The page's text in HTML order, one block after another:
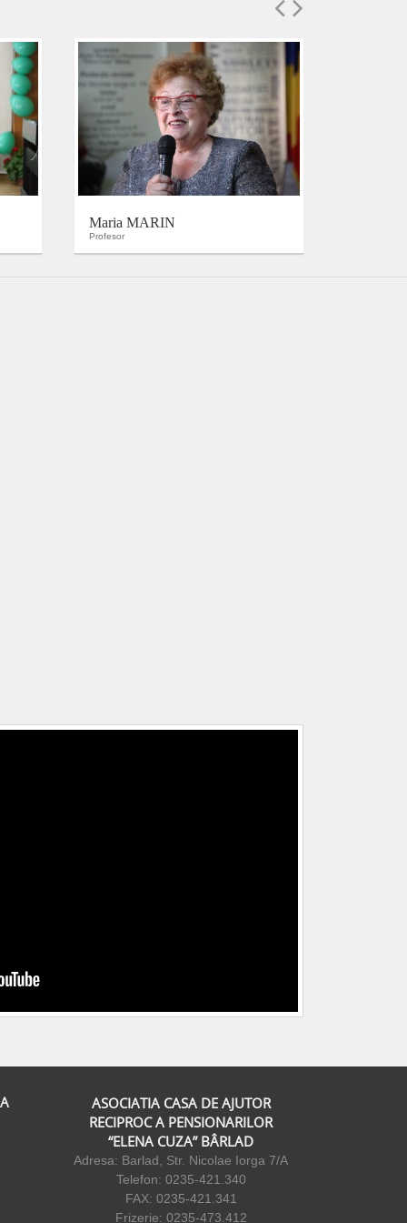
Maria MARIN
Profesor
ASOCIATIA CASA DE AJUTOR
RECIPROC A PENSIONARILOR
“ELENA CUZA” BÂRLAD
Adresa: Barlad, Str. Nicolae Iorga 7/A
Telefon: 0235-421.340
FAX: 0235-421.341
Frizerie: 0235-473.412